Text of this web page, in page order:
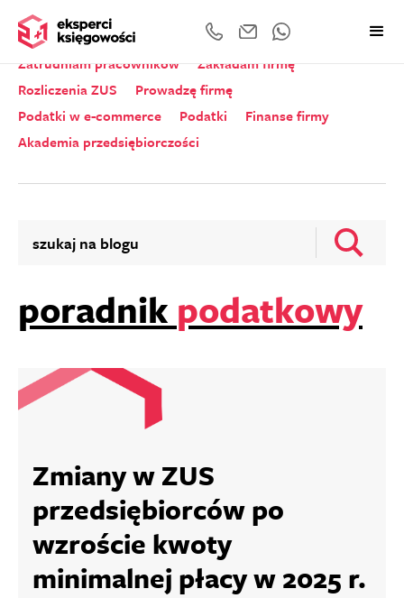
Wszystkie kategorie
Zeznania roczne
Zatrudniam pracowników
Zakładam firmę
Rozliczenia ZUS
Prowadzę firmę
Podatki w e-commerce
Podatki
Finanse firmy
Akademia przedsiębiorczości
poradnik podatkowy
Zmiany w ZUS
przedsiębiorców po
wzroście kwoty
minimalnej płacy w 2025 r.